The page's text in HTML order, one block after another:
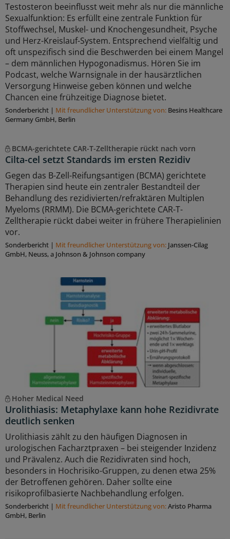
Testosteron beeinflusst weit mehr als nur die männliche
Sexualfunktion: Es erfüllt eine zentrale Funktion für
Stoffwechsel, Muskel- und Knochengesundheit, Psyche
und Herz-Kreislauf-System. Entsprechend vielfältig und
oft unspezifisch sind die Beschwerden bei einem Mangel
– dem männlichen Hypogonadismus. Hören Sie im
Podcast, welche Warnsignale in der hausärztlichen
Versorgung Hinweise geben können und welche
Chancen eine frühzeitige Diagnose bietet.
Sonderbericht | Mit freundlicher Unterstützung von: Besins Healthcare
Germany GmbH, Berlin
BCMA-gerichtete CAR-T-Zelltherapie rückt nach vorn
Cilta-cel setzt Standards im ersten Rezidiv
Gegen das B-Zell-Reifungsantigen (BCMA) gerichtete
Therapien sind heute ein zentraler Bestandteil der
Behandlung des rezidivierten/refraktären Multiplen
Myeloms (RRMM). Die BCMA-gerichtete CAR-T-
Zelltherapie rückt dabei weiter in frühere Therapielinien
vor.
Sonderbericht | Mit freundlicher Unterstützung von: Janssen-Cilag
GmbH, Neuss, a Johnson & Johnson company
Hoher Medical Need
Urolithiasis: Metaphylaxe kann hohe Rezidivrate
deutlich senken
Urolithiasis zählt zu den häufigen Diagnosen in
urologischen Facharztpraxen – bei steigender Inzidenz
und Prävalenz. Auch die Rezidivraten sind hoch,
besonders in Hochrisiko-Gruppen, zu denen etwa 25%
der Betroffenen gehören. Daher sollte eine
risikoprofilbasierte Nachbehandlung erfolgen.
Sonderbericht | Mit freundlicher Unterstützung von:Aristo Pharma
GmbH, Berlin